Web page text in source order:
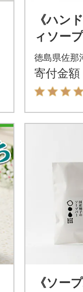
《ハン
ィソー
神果樹
のハン
セット
徳島県佐那
寄付金額
《ソー